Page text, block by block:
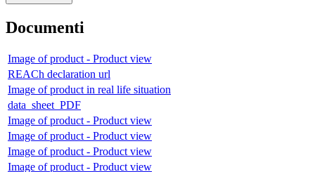
Documenti
Image of product - Product view
REACh declaration url
Image of product in real life situation
data_sheet_PDF
Image of product - Product view
Image of product - Product view
Image of product - Product view
Image of product - Product view